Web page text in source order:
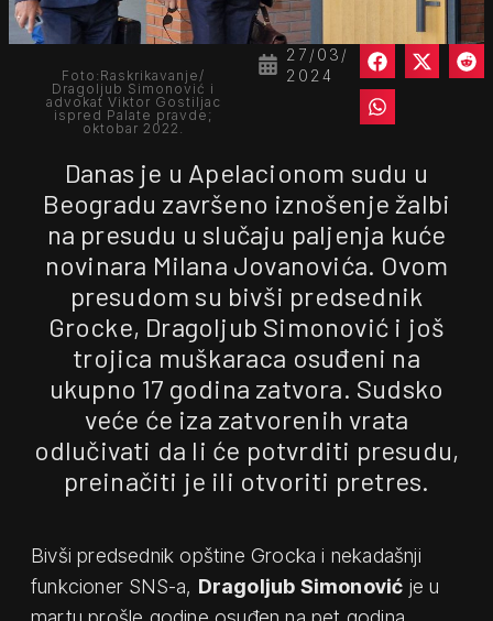
27/03/
2024
Foto:Raskrikavanje/
Dragoljub Simonović i
advokat Viktor Gostiljac
ispred Palate pravde;
oktobar 2022.
Danas je u Apelacionom sudu u
Beogradu završeno iznošenje žalbi
na presudu u slučaju paljenja kuće
novinara Milana Jovanovića. Ovom
presudom su bivši predsednik
Grocke, Dragoljub Simonović i još
trojica muškaraca osuđeni na
ukupno 17 godina zatvora. Sudsko
veće će iza zatvorenih vrata
odlučivati da li će potvrditi presudu,
preinačiti je ili otvoriti pretres.
Bivši predsednik opštine Grocka i nekadašnji
funkcioner SNS-a, Dragoljub Simonović je u